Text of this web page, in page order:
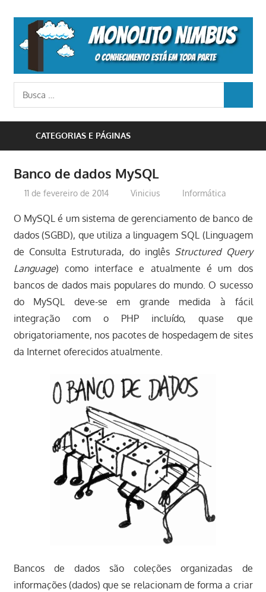
content
o
conhecimento
Busca
para:
CATEGORIAS E PÁGINAS
Banco de dados MySQL
11 de fevereiro de 2014 Vinicius Informática
O MySQL é um sistema de gerenciamento de banco de
dados (SGBD), que utiliza a linguagem SQL (Linguagem
de Consulta Estruturada, do inglês Structured Query
Language) como interface e atualmente é um dos
bancos de dados mais populares do mundo. O sucesso
do MySQL deve-se em grande medida à fácil
integração com o PHP incluído, quase que
obrigatoriamente, nos pacotes de hospedagem de sites
da Internet oferecidos atualmente.
Bancos de dados são coleções organizadas de
informações (dados) que se relacionam de forma a criar